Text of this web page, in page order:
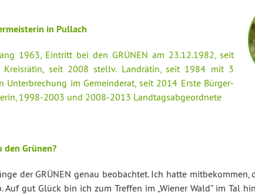
in Pullach
1963, Eintritt bei den GRÜNEN am 23.12.1982, seit
Kreis­rä­tin, seit 2008 stellv. Landrätin, seit 1984 mit 3
Un­ter­bre­chung im Ge­mein­de­rat, seit 2014 Erste Bür­ger­
1998-2003 und 2008-2013 Land­tags­ab­ge­ord­ne­te
den Grünen?
der GRÜNEN genau be­ob­ach­tet. Ich hatte mit­be­kom­men,
Auf gut Glück bin ich zum Treffen im „Wiener Wald” im Tal